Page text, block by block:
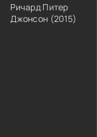
Ричард Питер
Джонсон (2015)